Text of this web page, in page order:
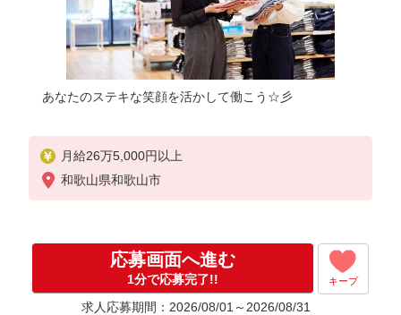
あなたのステキな笑顔を活かして働こう☆彡
月給26万5,000円以上
和歌山県和歌山市
応募画面へ進む
1分で応募完了!! キープ
求人応募期間：2026/08/01～2026/08/31